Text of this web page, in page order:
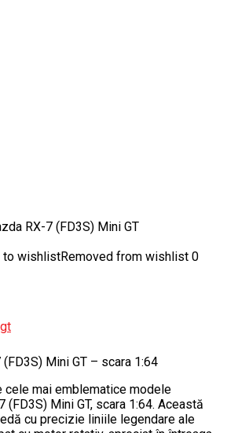
RX-7 (FD3S) Mini GT
to wishlistRemoved from wishlist 0
Mini GT – scara 1:64
cele mai emblematice modele
(FD3S) Mini GT, scara 1:64. Această
cu precizie liniile legendare ale